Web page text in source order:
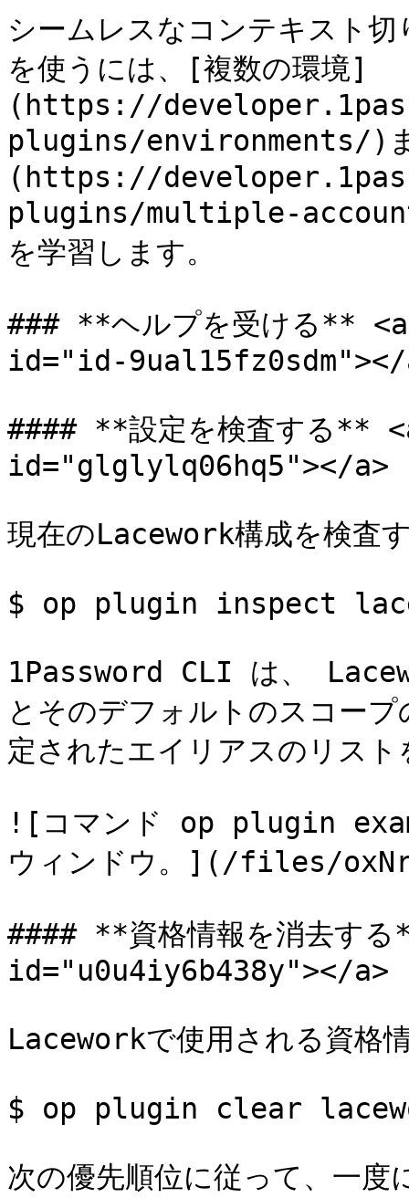
シームレスなコンテキスト
を使うには、[複数の環境]
(https://
plugins/environments/)ま
(https://
plugins/multiple-
を学習します。
### **ヘルプを受ける**
id="id-9ual15fz0sdm"></
#### **設定を検査する
id="glglylq06hq5"></a>
現在のLacework構成を検査
$ op plugin inspect
1Password CLI は、
とそのデフォルトのスコー
定されたエイリアスのリスト
![コマンド op plugin
ウィンドウ。](/files/
#### **資格情報を消去す
id="u0u4iy6b438y"></a>
Laceworkで使用される資格
$ op plugin clear
次の優先順位に従って、一